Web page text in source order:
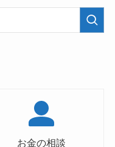
お金の相談